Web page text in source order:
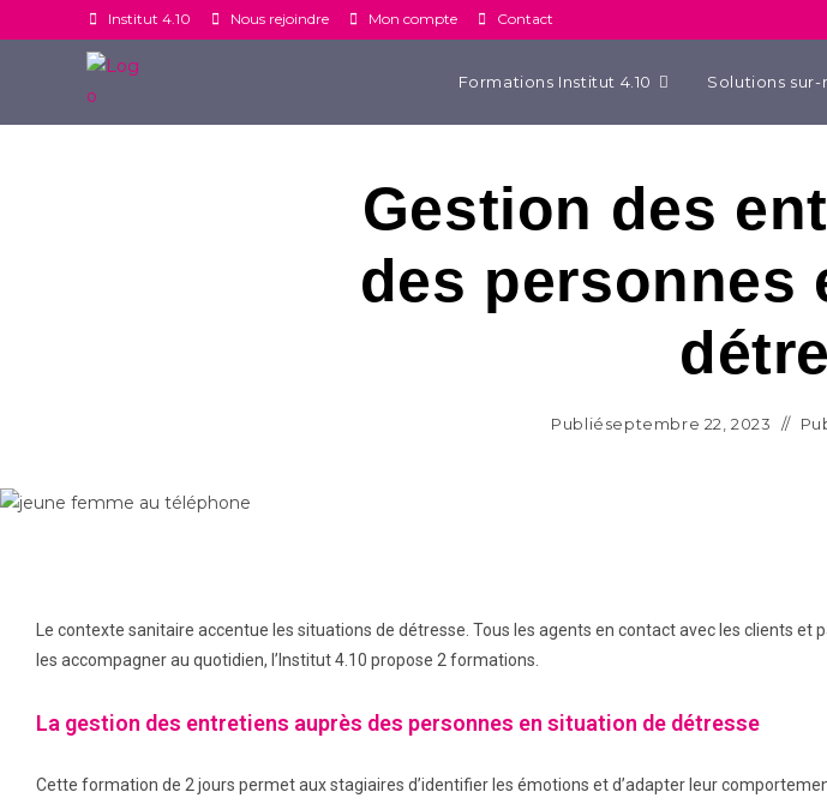
Institut 4.10 Nous rejoindre Mon compte Contact
Formations Institut 4.10 Solutions sur-
Gestion des
des personnes
Publiéseptembre 22, 2023
Le contexte sanitaire accentue les situations de détresse. Tous les agents en contact avec les clients
les accompagner au quotidien, l’Institut 4.10 propose 2 formations.
La gestion des entretiens auprès des personnes en situation de détresse
Cette formation de 2 jours permet aux stagiaires d’identifier les émotions et d’adapter leur